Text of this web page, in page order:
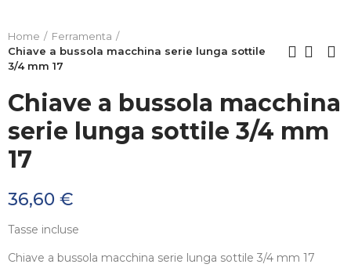
Home
Ferramenta
Chiave a bussola macchina serie lunga sottile
3/4 mm 17
Chiave a bussola macchina
serie lunga sottile 3/4 mm
17
36,60 €
Tasse incluse
Chiave a bussola macchina serie lunga sottile 3/4 mm 17